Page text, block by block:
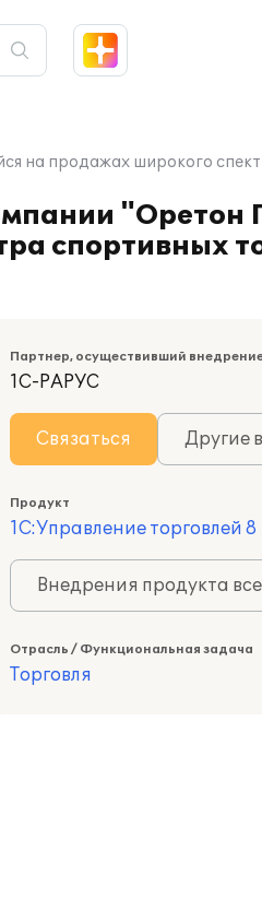
продажах широкого
"Оретон
спортивных
Партнер, осуществивший
1С-РАРУС
Связаться Другие
Продукт
1С:Управление торговлей 8
Внедрения продукта
Отрасль / Функциональная задача
Торговля